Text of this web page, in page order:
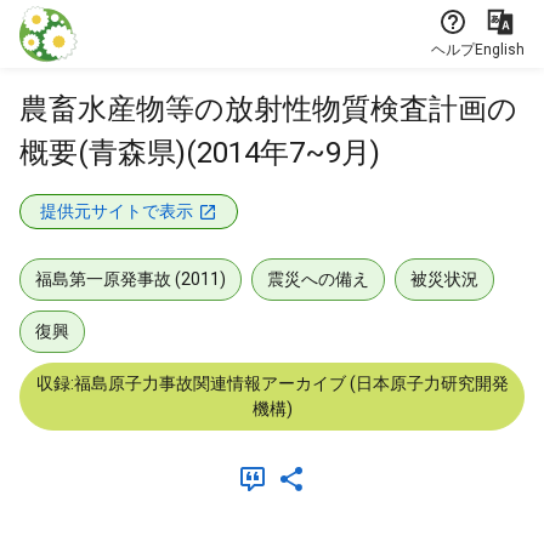
本文に飛ぶ
ヘルプEnglish
農畜水産物等の放射性物質検査計画の
概要(青森県)(2014年7~9月)
提供元サイトで表示
福島第一原発事故 (2011) 震災への備え 被災状況
復興
収録:福島原子力事故関連情報アーカイブ (日本原子力研究開発
機構)